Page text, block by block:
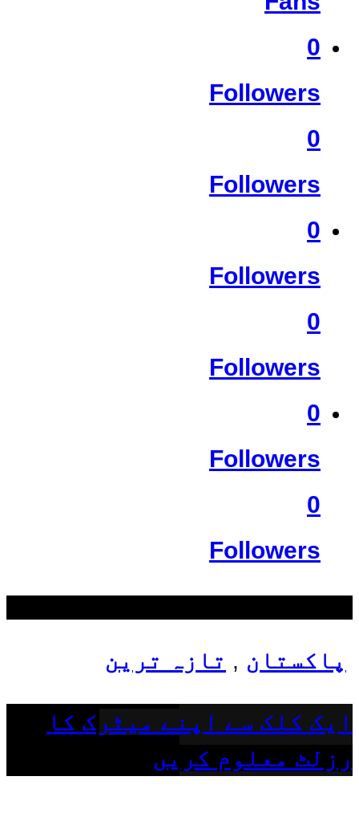
0
Followers
0
Followers
0
Followers
0
Followers
0
Followers
0
Followers
پاکستان , تازہ ترین
ایک کلک سے اپنے میٹرک کا
رزلٹ معلوم کریں